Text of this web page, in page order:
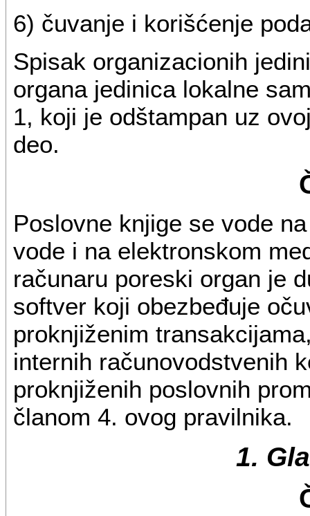
6) čuvanje i korišćenje
Spisak organizacionih
organa jedinica lokalne
1, koji je odštampan uz
deo.
Poslovne knjige se vode
vode i na elektronskom
računaru poreski organ je
softver koji obezbeđuje
proknjiženim
internih računovodstvenih
proknjiženih poslovnih
članom 4. ovog pravilnika.
1.